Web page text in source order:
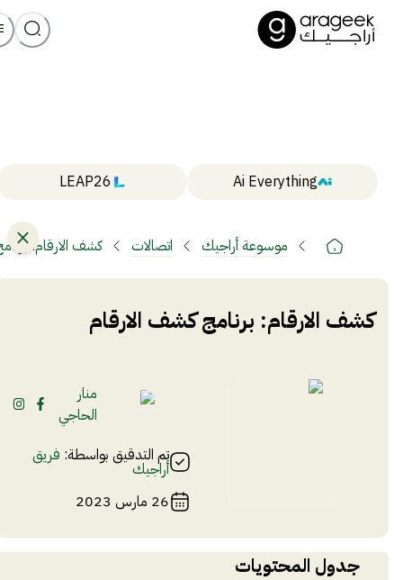
Ai Everything
LEAP26
موسوعة أراجيك اتصالات كشف الارقام:
كشف الارقام: برنامج كشف الارقام
منار
الحاجي
تم التدقيق بواسطة: فريق
أراجيك
26 مارس 2023
جدول المحتويات